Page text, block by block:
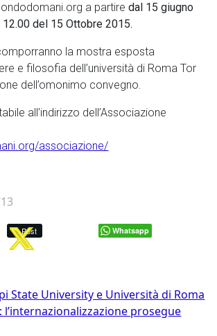
a partiredal 15 giugno
del 15 Ottobre 2015.
la mostra esposta
e filosofia dell’università di Roma Tor
dell’omonimo convegno.
all’indirizzo dell’Associazione
associazione/
Post Whatsapp
State University e Università di Roma
l’internazionalizzazione prosegue